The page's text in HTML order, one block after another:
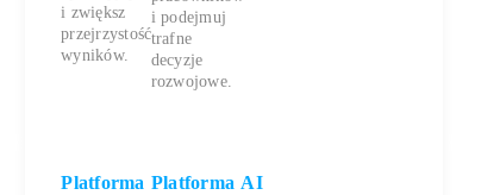
i zwiększ
przejrzystość
wyników.
i podejmuj
trafne
decyzje
rozwojowe.
Platforma Platforma AI